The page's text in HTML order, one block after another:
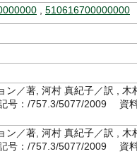
510616700000000
ン／著, 河村 真紀子／訳 , 木
号：/757.3/5077/2009 資
ン／著, 河村 真紀子／訳 , 木
号：/757.3/5077/2009 資